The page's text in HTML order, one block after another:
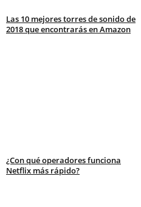
Las 10 mejores torres de sonido de
2018 que encontrarás en Amazon
¿Con qué operadores funciona
Netflix más rápido?